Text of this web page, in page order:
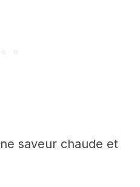
saveur chaude et